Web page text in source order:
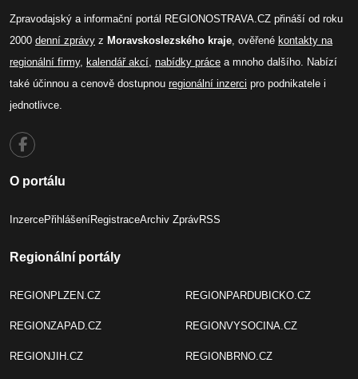
Zpravodajský a informační portál REGIONOSTRAVA.CZ přináší od roku
2000 denní zprávy z Moravskoslezského kraje , ověřené kontakty na
regionální firmy, kalendář akcí nabídky práce a mnoho dalšího. Nabízí
také účinnou a cenově dostupnou regionální inzerci pro podnikatele i
jednotlivce.
O portálu
InzercePřihlášeníRegistraceArchiv ZprávRSS
Regionální portály
REGIONPLZEN.CZ
REGIONZAPAD.CZ
REGIONJIH.CZ
REGIONPARDUBICKO.CZ
REGIONVYSOCINA.CZ
REGIONBRNO.CZ